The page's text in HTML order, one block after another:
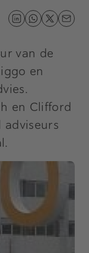
van de
en
en Clifford
adviseurs